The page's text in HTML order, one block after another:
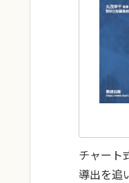
チャート
導出を追